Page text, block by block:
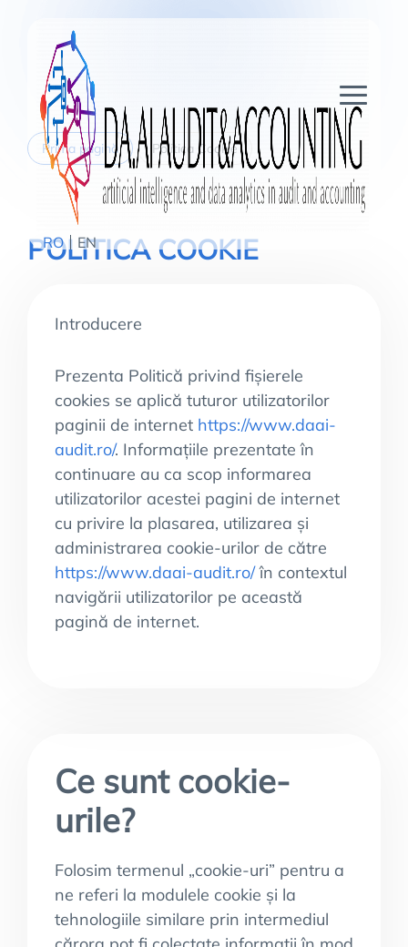
RO EN
Prima pagină Politica Cookie
POLITICA COOKIE
Introducere
Prezenta Politică privind fișierele
cookies se aplică tuturor utilizatorilor
paginii de internet https://www.daai-
audit.ro/. Informațiile prezentate în
continuare au ca scop informarea
utilizatorilor acestei pagini de internet
cu privire la plasarea, utilizarea și
administrarea cookie-urilor de către
https://www.daai-audit.ro/în contextul
navigării utilizatorilor pe această
pagină de internet.
Ce sunt cookie-
urile?
Folosim termenul „cookie-uri” pentru a
ne referi la modulele cookie și la
tehnologiile similare prin intermediul